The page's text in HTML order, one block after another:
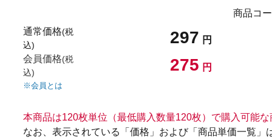
通常価格(税
込)
297 円
会員価格(税
込)
275 円
※会員とは
商品コ
本商品は120枚単位（最低購入数量120枚）で購入可能
なお、表示されている「価格」および「商品単価一覧